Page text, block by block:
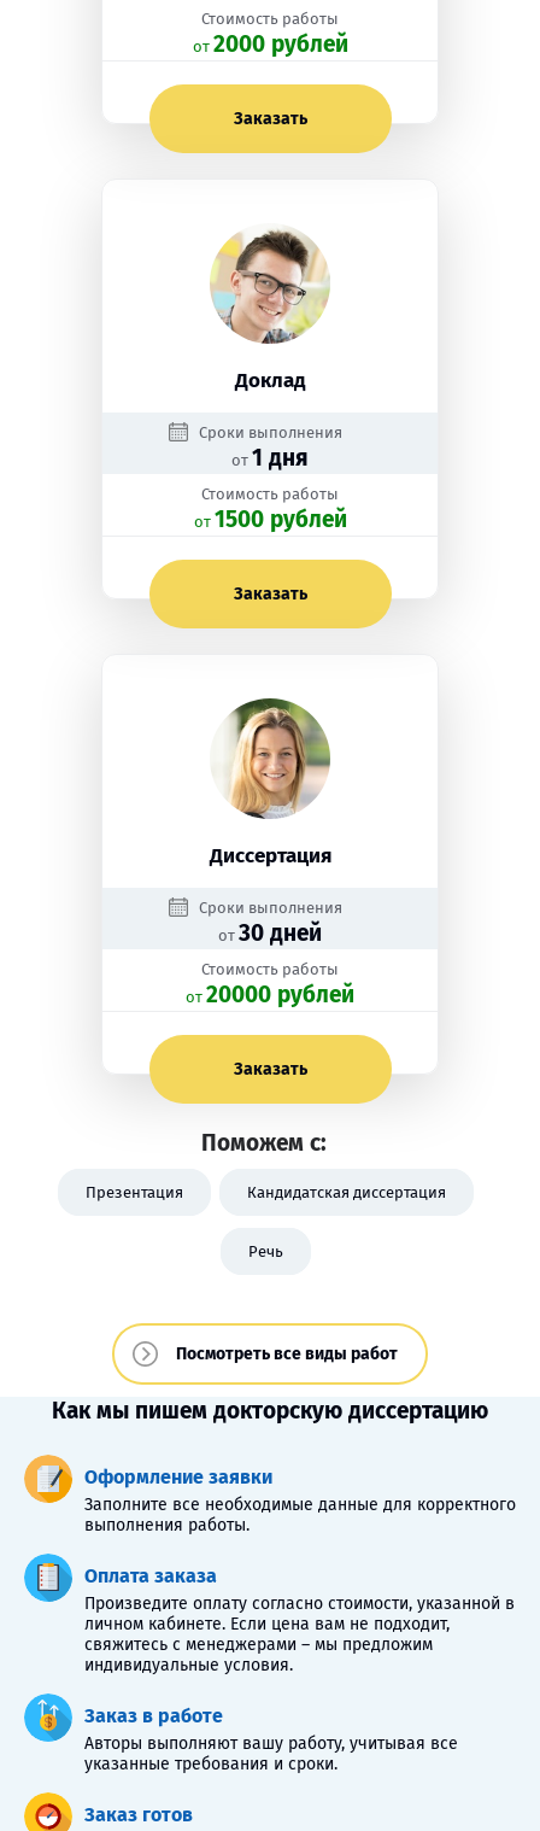
Стоимость работы
oт 2000 рублей
Заказать
Доклад
Сроки выполнения
от 1 дня
Стоимость работы
oт 1500 рублей
Заказать
Диссертация
Сроки выполнения
от 30 дней
Стоимость работы
oт 20000 рублей
Заказать
Поможем с:
Презентация Кандидатская диссертация
Речь
Посмотреть все виды работ
Как мы пишем докторскую диссертацию
Оформление заявки
Заполните все необходимые данные для корректного
выполнения работы.
Оплата заказа
Произведите оплату согласно стоимости, указанной в
личном кабинете. Если цена вам не подходит,
свяжитесь с менеджерами – мы предложим
индивидуальные условия.
Заказ в работе
Авторы выполняют вашу работу, учитывая все
указанные требования и сроки.
Заказ готов